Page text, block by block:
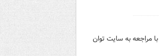
جوان که در سال ۱۴۰۱ ازدواج کرده اند با مراجعه به سایت توان